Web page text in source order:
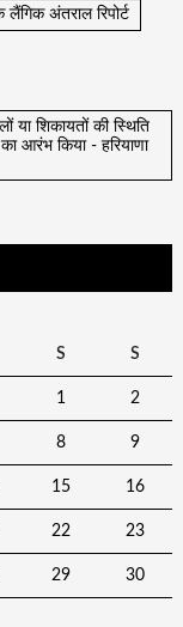
लैंगिक अंतराल रिपोर्ट
या शिकायतों की स्थिति
आरंभ किया - हरियाणा
S S
1 2
8 9
15 16
22 23
29 30